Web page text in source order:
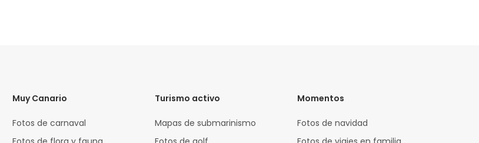
Muy Canario
Fotos de carnaval
Turismo activo
Mapas de submarinismo
Momentos
Fotos de navidad